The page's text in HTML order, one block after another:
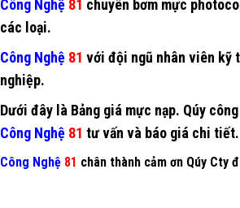
Công Nghệ 81 chuyên bơm mực
các loại.
Công Nghệ 81 với đội ngũ nhân viên kỹ
nghiệp.
Dưới đây là Bảng giá mực nạp. Qúy
Công Nghệ 81 tư vấn và báo giá chi tiết.
Công Nghệ 81 chân thành cảm ơn Qúy Cty